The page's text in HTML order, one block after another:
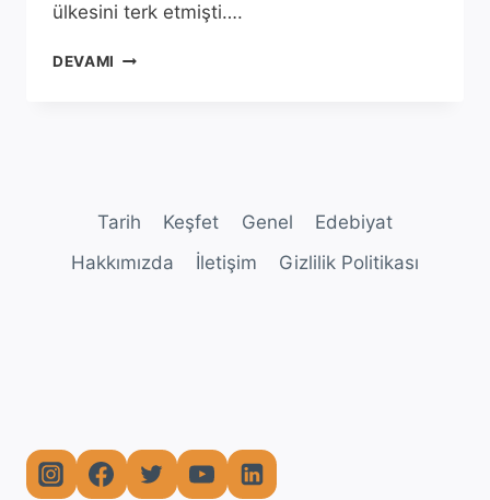
ülkesini terk etmişti….
DEVAMI VAHDETTIN
Tarih Keşfet Genel
Edebiyat
Hakkımızda
İletişim Gizlilik Politikası